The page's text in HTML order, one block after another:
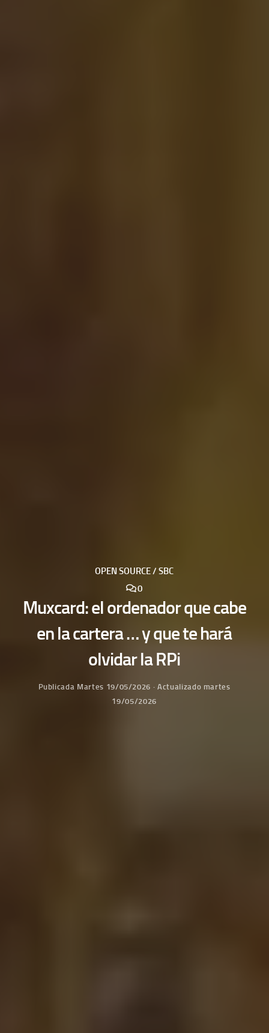
OPEN SOURCE / SBC
0
Muxcard: el ordenador que cabe
en la cartera … y que te hará
olvidar la RPi
Publicada Martes 19/05/2026 · Actualizado martes
19/05/2026